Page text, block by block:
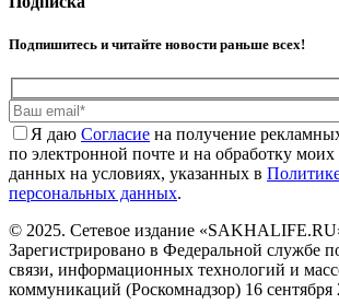
Подпишитесь и читайте новости раньше всех!
Я даю Cогласие на получение
по электронной почте и на обработку
данных на условиях, указанных в
персональных данных.
© 2025. Сетевое издание
Зарегистрировано в Федеральной службе
связи, информационных технологий и
коммуникаций (Роскомнадзор) 16 сентября